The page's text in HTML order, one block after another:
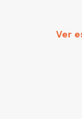
Ver